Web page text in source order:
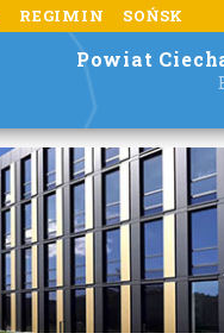
REGIMIN SOŃSK
Powiat